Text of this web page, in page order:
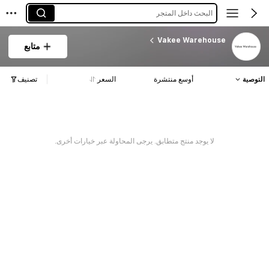
البحث داخل المتجر
Vakee Warehouse
متابع
التوصية أوسع منتشرة السعر تصنيف
لا يوجد منتج متطابق. يرجى المحاولة عبر خيارات أخرى.